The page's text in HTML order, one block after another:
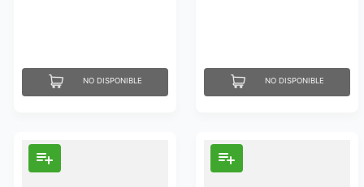
NO DISPONIBLE NO DISPONIBLE